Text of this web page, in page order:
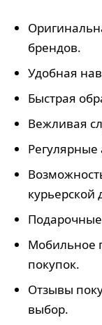
брендов.
Удобная
Быстрая
Вежливая
Регулярные
курьерской
Мобильное
покупок.
Отзывы
выбор.